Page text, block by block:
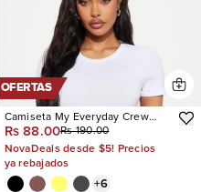
OFERTAS
Camiseta My Everyday Crew
Neck
Rs 88.00Rs 190.00
NovaDeals desde $5! Precios
ya rebajados
+6